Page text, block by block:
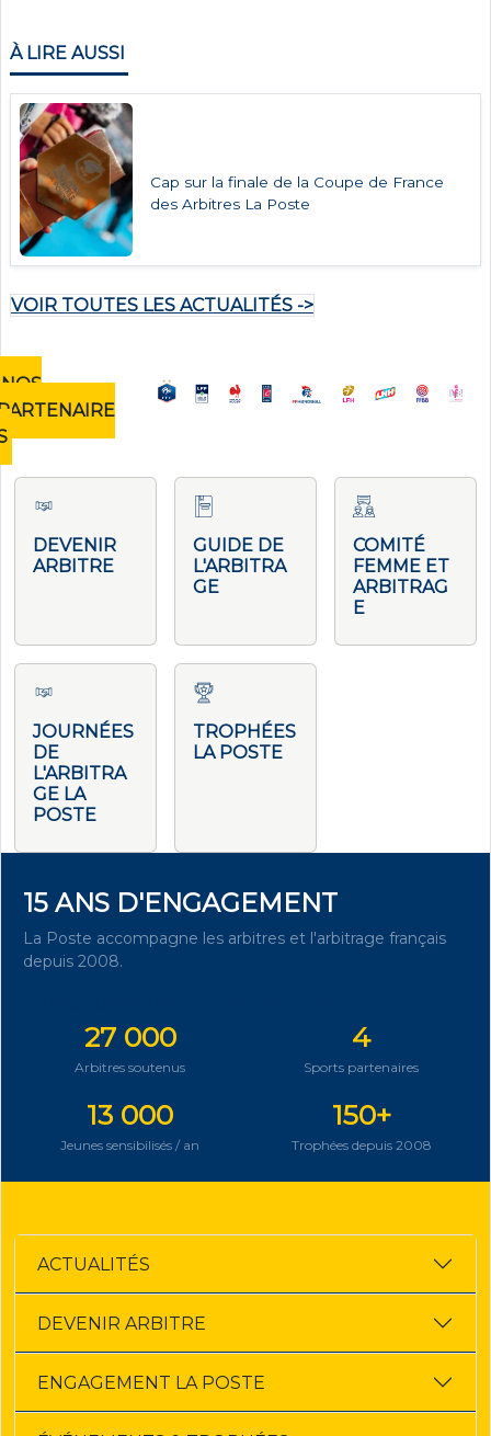
À LIRE AUSSI
Cap sur la finale de la Coupe de France
des Arbitres La Poste
VOIR TOUTES LES ACTUALITÉS ->
NOS
DEVENIR
ARBITRE
GUIDE DE
L'ARBITRA
GE
COMITÉ
FEMME ET
ARBITRAG
E
JOURNÉES
DE
L'ARBITRA
GE LA
POSTE
TROPHÉES
LA POSTE
15 ANS D'ENGAGEMENT
La Poste accompagne les arbitres et l'arbitrage français
depuis 2008.
27 000
Arbitres soutenus
4
Sports partenaires
13 000
Jeunes sensibilisés / an
150+
Trophées depuis 2008
ACTUALITÉS
DEVENIR ARBITRE
ENGAGEMENT LA POSTE